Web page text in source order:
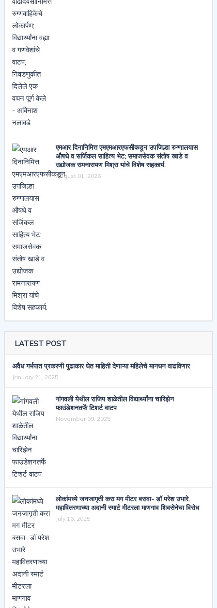
एमआर दिनानिमित्त एमएमआरएफसीकडून उपजिल्हा रुग्णालयास
औषधे व सर्जिकल साहित्य भेट; समाजसेवक संतोष खाडे व
उद्योजक रामनारायण मिश्रा यांचे विशेष सहकार्य.
August 01, 2026
LATEST POST
अवैध गर्भपात प्रकरणी पुढाकार घेत माहिती देणाऱ्या महिलेचे मानधन वाढविणार
January 21, 2025
गांगवली येथील राजिप शाळेतील विद्यार्थ्यांना चारिझेन
फाउंडेशनतर्फे टिशर्ट वाटप
November 09, 2025
लोकांमध्ये जनजागृती करा मग मीटर बसवा- डॉ परेश उभारे.
महावितरणाच्या अदानी स्मार्ट मीटरला माणगाव शिवसेनेचा विरोध
July 16, 2025